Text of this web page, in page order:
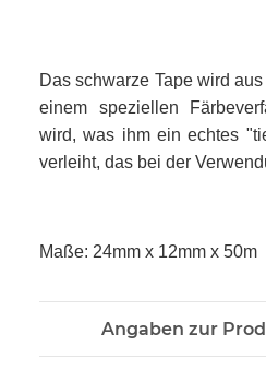
Das schwarze Tape wird
einem speziellen
wird, was ihm ein echtes
verleiht, das bei der
Maße: 24mm x 12mm x 50m
Angaben zur